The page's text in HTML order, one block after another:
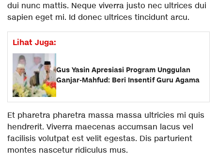
dui nunc mattis. Neque viverra justo nec ultrices dui
sapien eget mi. Id donec ultrices tincidunt arcu.
Lihat Juga:
Gus Yasin Apresiasi Program Unggulan
Ganjar-Mahfud: Beri Insentif Guru Agama
Et pharetra pharetra massa massa ultricies mi quis
hendrerit. Viverra maecenas accumsan lacus vel
facilisis volutpat est velit egestas. Dis parturient
montes nascetur ridiculus mus.